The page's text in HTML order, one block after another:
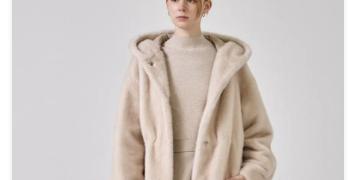
Véritable cocon de luxe, le modèle GRACE se
distingue par sa large capuche enveloppante et son
système de serrage intérieur à la taille, permettant
de moduler le volume pour souligner la silhouette ou
conserver une allure oversize moderne. Ses finitions
soignées, incluant une fermeture par boutons-
pression discrets et des manches généreuses, en font
une pièce aussi fonctionnelle que prestigieuse. Qu'il
soit porté sur une tenue de soirée ou pour sublimer